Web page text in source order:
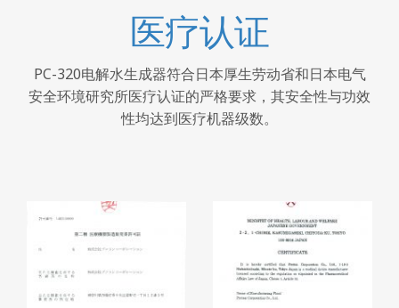
医疗认证
PC-320电解水生成器符合日本厚生劳动省和日本电气
安全环境研究所医疗认证的严格要求，其安全性与功效
性均达到医疗机器级数。